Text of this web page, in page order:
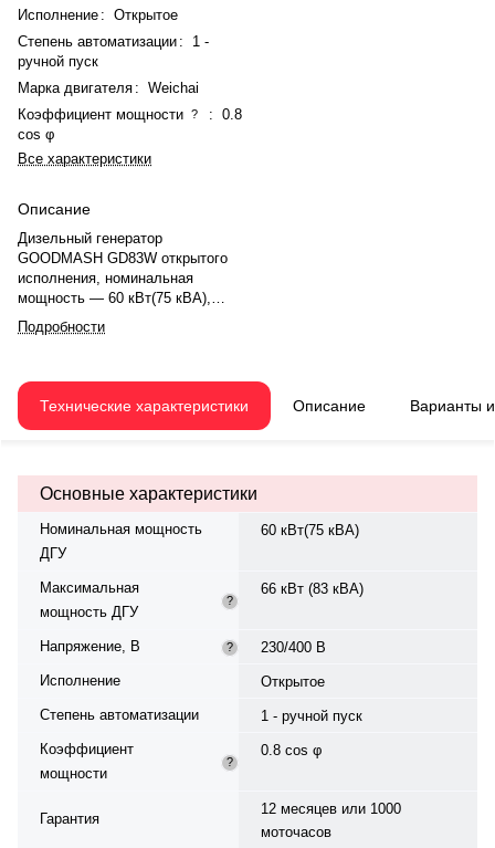
Исполнение : Открытое
Степень автоматизации :
1 -
ручной пуск
Марка двигателя : Weichai
Коэффициент мощности ? : 0.8
cos φ
Все характеристики
Описание
Дизельный генератор
GOODMASH GD83W открытого
исполнения, номинальная
мощность — 60 кВт(75 кВА),
максимальная — 66 кВт (83 кВА).
Двигатель Weichai
электронный регулятором
оборотов. Система охлаждения
вращения — 1500 об/мин.
Генератор синхронный, 3-фазный,
H. Расход топлива: 16.4 л/ч при
100% нагрузке, 12.3 л/ч при 75%.
AMF 8, напряжение — да,
степень защиты IP 23.
ОЖ: есть. Вес — 993 кг,
габариты: 1900×700×1200 мм.
12 месяцев или 1000 моточасов.
Подробности
Технические характеристики Описание Варианты
Основные характеристики
Номинальная мощность
ДГУ
60 кВт(75 кВА)
Максимальная
мощность ДГУ
?
66 кВт (83 кВА)
Напряжение, В ?
230/400 В
Исполнение
Открытое
Степень автоматизации
1 - ручной пуск
Коэффициент
мощности
?
0.8 cos φ
Гарантия
12 месяцев или 1000
моточасов